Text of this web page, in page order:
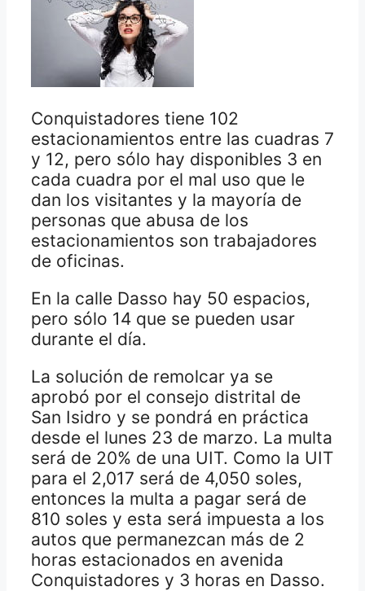
Conquistadores tiene 102
estacionamientos entre las cuadras 7
y 12, pero sólo hay disponibles 3 en
cada cuadra por el mal uso que le
dan los visitantes y la mayoría de
personas que abusa de los
estacionamientos son trabajadores
de oficinas.
En la calle Dasso hay 50 espacios,
pero sólo 14 que se pueden usar
durante el día.
La solución de remolcar ya se
aprobó por el consejo distrital de
San Isidro y se pondrá en práctica
desde el lunes 23 de marzo. La multa
será de 20% de una UIT. Como la UIT
para el 2,017 será de 4,050 soles,
entonces la multa a pagar será de
810 soles y esta será impuesta a los
autos que permanezcan más de 2
horas estacionados en avenida
Conquistadores y 3 horas en Dasso.